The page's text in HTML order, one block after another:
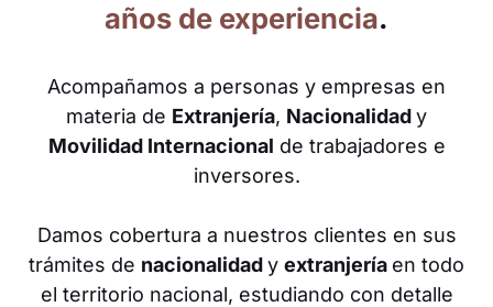
años de experiencia.
Acompañamos a personas y empresas en
materia de Extranjería, Nacionalidady
Movilidad Internacional de trabajadores e
inversores.
Damos cobertura a nuestros clientes en sus
trámites de nacionalidady extranjería en todo
el territorio nacional, estudiando con detalle